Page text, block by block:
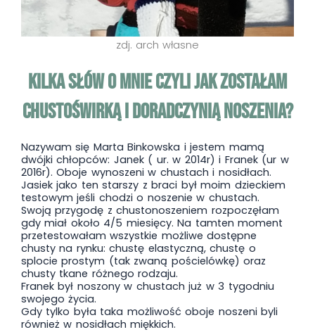
zdj. arch własne
kilka słów o mnie czyli jak zostałam
chustoświrką i doradczynią noszenia?
Nazywam się Marta Binkowska i jestem mamą
dwójki chłopców: Janek ( ur. w 2014r) i Franek (ur w
2016r). Oboje wynoszeni w chustach i nosidłach.
Jasiek jako ten starszy z braci był moim dzieckiem
testowym jeśli chodzi o noszenie w chustach.
Swoją przygodę z chustonoszeniem rozpoczęłam
gdy miał około 4/5 miesięcy. Na tamten moment
przetestowałam wszystkie możliwe dostępne
chusty na rynku: chustę elastyczną, chustę o
splocie prostym (tak zwaną pościelówkę) oraz
chusty tkane różnego rodzaju.
Franek był noszony w chustach już w 3 tygodniu
swojego życia.
Gdy tylko była taka możliwość oboje noszeni byli
również w nosidłach miękkich.